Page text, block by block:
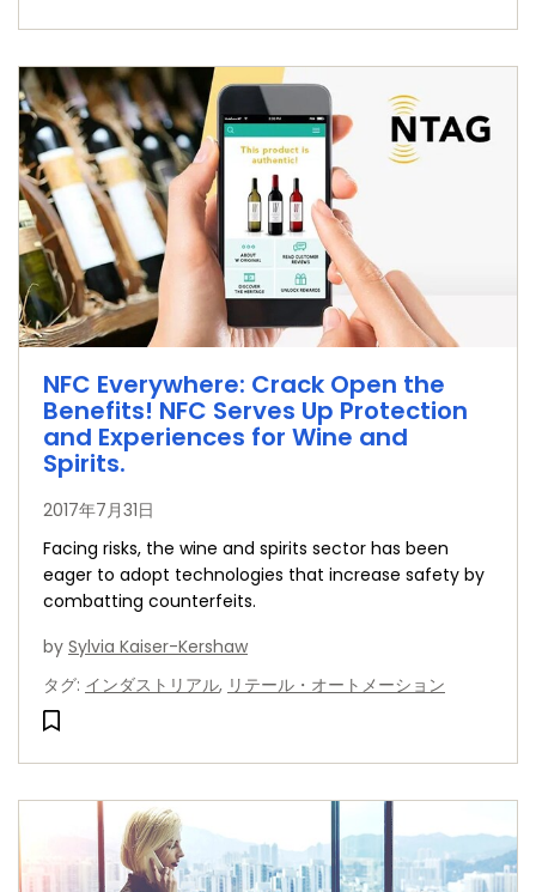
NFC Everywhere: Crack Open the
Benefits! NFC Serves Up Protection
and Experiences for Wine and
Spirits.
2017年7月31日
Facing risks, the wine and spirits sector has been
eager to adopt technologies that increase safety by
combatting counterfeits.
by Sylvia Kaiser-Kershaw
タグ: インダストリアル, リテール・オートメーション